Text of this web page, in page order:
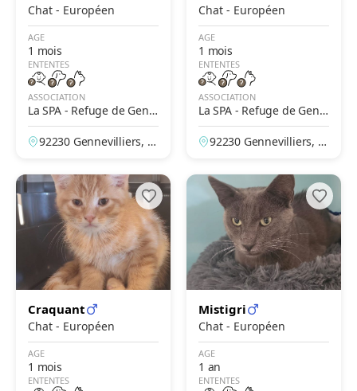
Chat - Européen
AGE
1 mois
ENTENTES
ASSOCIATION
La SPA - Refuge de Genn
evilliers – Grammont
92230 Gennevilliers, H
Chat - Européen
AGE
1 mois
ENTENTES
ASSOCIATION
La SPA - Refuge de Genn
evilliers – Grammont
92230 Gennevilliers, H
Craquant
Chat - Européen
AGE
1 mois
ENTENTES
Mistigri
Chat - Européen
AGE
1 an
ENTENTES